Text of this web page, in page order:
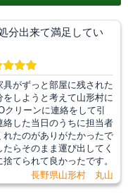
分出来て満足してい
がずっと部屋に残された
をしようと考えて山形村に
リーンに連絡をして引
絡した当日のうちに担当者
たのがありがたかったで
らそのまま運び出してく
てられて良かったです。
長野県山形村 丸山